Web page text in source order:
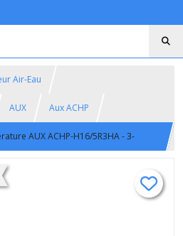
Air-Eau
AUX Aux ACHP
AUX ACHP-H16/5R3HA - 3-